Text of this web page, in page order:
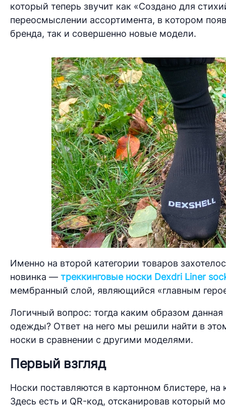
который теперь звучит как «Создано для
переосмыслении ассортимента, в котором
бренда, так и совершенно новые модели.
Именно на второй категории товаров
новинка — треккинговые носки Dexdri Liner
мембранный слой, являющийся «главным
Логичный вопрос: тогда каким образом
одежды? Ответ на него мы решили найти в
носки в сравнении с другими моделями.
Первый взгляд
Носки поставляются в картонном блистере,
Здесь есть и QR-код, отсканировав который